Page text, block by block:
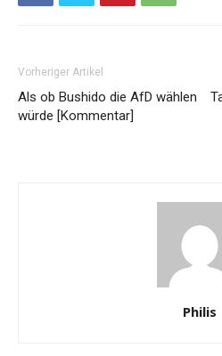
Vorheriger Artikel
Als ob Bushido die AfD wählen
würde [Kommentar]
Philis